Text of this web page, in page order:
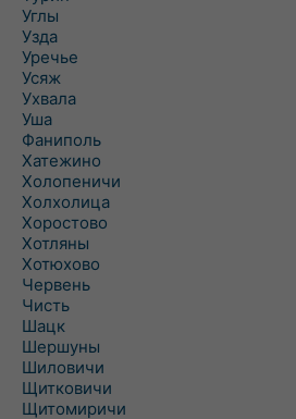
Углы
Узда
Уречье
Усяж
Ухвала
Уша
Фаниполь
Хатежино
Холопеничи
Холхолица
Хоростово
Хотляны
Хотюхово
Червень
Чисть
Шацк
Шершуны
Шиловичи
Щитковичи
Щитомиричи